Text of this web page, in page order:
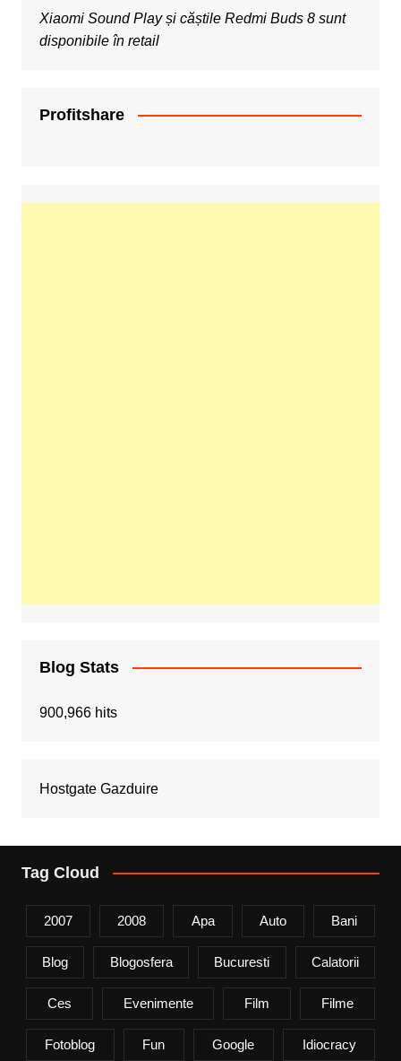
Xiaomi Sound Play și căștile Redmi Buds 8 sunt
disponibile în retail
Profitshare
Blog Stats
900,966 hits
Hostgate Gazduire
Tag Cloud
2007 2008 Apa Auto Bani
Blog Blogosfera Bucuresti Calatorii
Ces Evenimente Film Filme
Fotoblog Fun Google Idiocracy